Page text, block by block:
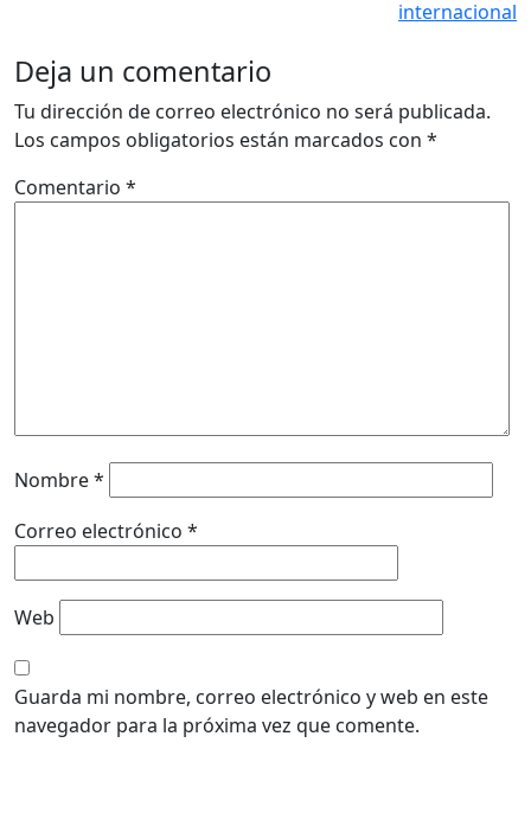
internacional
Deja un comentario
Tu dirección de correo electrónico no será publicada.
Los campos obligatorios están marcados con *
Comentario *
Nombre*
Correo electrónico *
Web
Guarda mi nombre, correo electrónico y web en este
navegador para la próxima vez que comente.